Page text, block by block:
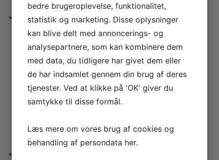
Snoet tulipanvase i
tranebærglas
Vurd
eret5.00
ud af 5
173.00kr.
bedre brugeroplevelse, funktionalitet,
statistik og marketing. Disse oplysninger
kan blive delt med annoncerings- og
analysepartnere, som kan kombinere dem
med data, du tidligere har givet dem eller
de har indsamlet gennem din brug af deres
tjenester. Ved at klikke på 'OK' giver du
samtykke til disse formål.
Læs mere om vores brug af cookies og
behandling af persondata her.